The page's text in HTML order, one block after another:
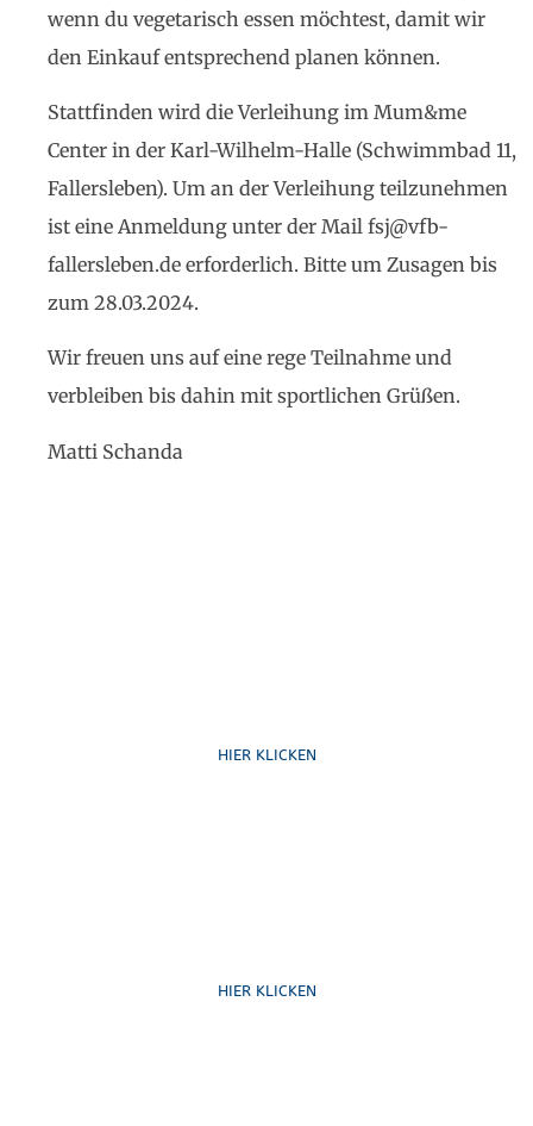
wenn du vegetarisch essen möchtest, damit wir
den Einkauf entsprechend planen können.
Stattfinden wird die Verleihung im Mum&me
Center in der Karl-Wilhelm-Halle (Schwimmbad 11,
Fallersleben). Um an der Verleihung teilzunehmen
ist eine Anmeldung unter der Mail fsj@vfb-
fallersleben.de erforderlich. Bitte um Zusagen bis
zum 28.03.2024.
Wir freuen uns auf eine rege Teilnahme und
verbleiben bis dahin mit sportlichen Grüßen.
Matti Schanda
HIER KLICKEN
HIER KLICKEN